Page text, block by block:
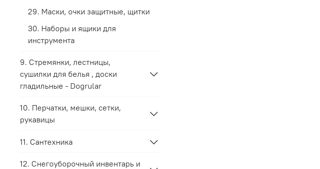
29. Маски, очки защитные, щитки
30. Наборы и ящики для
инструмента
9. Стремянки, лестницы,
сушилки для белья , доски
гладильные - Dogrular
10. Перчатки, мешки, сетки,
рукавицы
11. Сантехника
12. Снегоуборочный инвентарь и